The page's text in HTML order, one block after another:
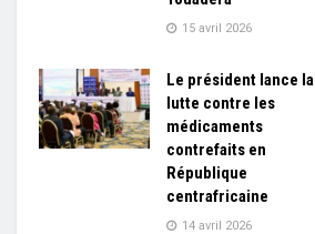
15 avril 2026
Le président lance la
lutte contre les
médicaments
contrefaits en
République
centrafricaine
14 avril 2026